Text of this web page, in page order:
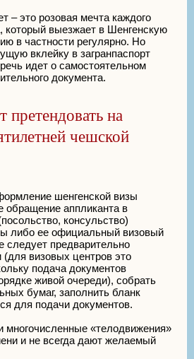
– это розовая мечта каждого
который выезжает в Шенгенскую
в частности регулярно. Но
вклейку в загранпаспорт
идет о самостоятельном
документа.
претендовать на
чешской
шенгенской визы
обращение аппликанта в
консульство)
либо ее официальный визовый
следует предварительно
(для визовых центров это
подача документов
живой очереди), собрать
бумаг, заполнить бланк
для подачи документов.
многочисленные «телодвижения»
и не всегда дают желаемый